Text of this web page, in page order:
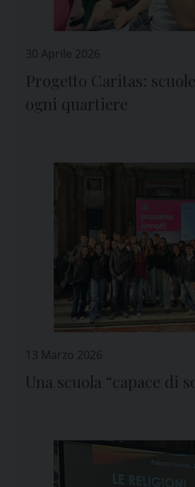
30 Aprile 2026
Progetto Caritas:
ogni quartiere
13 Marzo 2026
Una scuola “capace di